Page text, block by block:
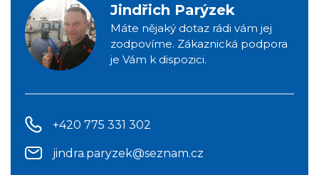
Jindřich Parýzek
Máte nějaký dotaz rádi vám jej
zodpovíme. Zákaznická podpora
je Vám k dispozici.
+420 775 331 302
jindra.paryzek@seznam.cz